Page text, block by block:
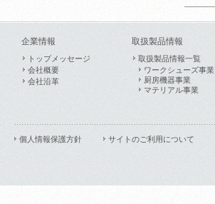
企業情報
トップメッセージ
会社概要
会社沿革
取扱製品情報
取扱製品情報一覧
ワークシューズ事業
厨房機器事業
マテリアル事業
個人情報保護方針 サイトのご利用について